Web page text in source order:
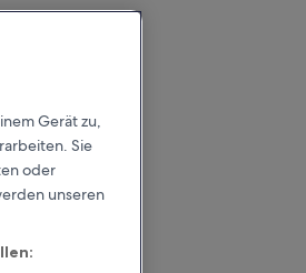
Gerät zu,
Sie
oder
unseren